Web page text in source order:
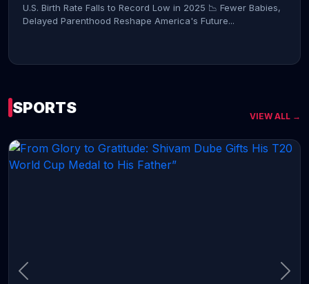
U.S. Birth Rate Falls to Record Low in 2025 📉 Fewer Babies,
Delayed Parenthood Reshape America's Future...
SPORTS VIEW ALL →